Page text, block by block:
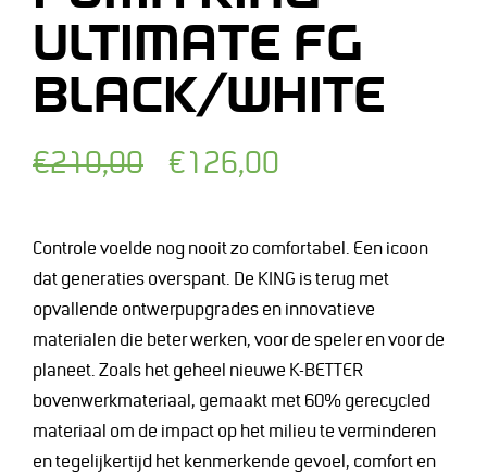
ULTIMATE FG
BLACK/WHITE
Normale
Afgeprijsde
€210,00 €126,00
Controle voelde nog nooit zo comfortabel. Een icoon
dat generaties overspant. De KING is terug met
opvallende ontwerpupgrades en innovatieve
materialen die beter werken, voor de speler en voor de
planeet. Zoals het geheel nieuwe K-BETTER
bovenwerkmateriaal, gemaakt met 60% gerecycled
materiaal om de impact op het milieu te verminderen
en tegelijkertijd het kenmerkende gevoel, comfort en